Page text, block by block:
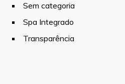
Sem categoria
Spa Integrado
Transparência